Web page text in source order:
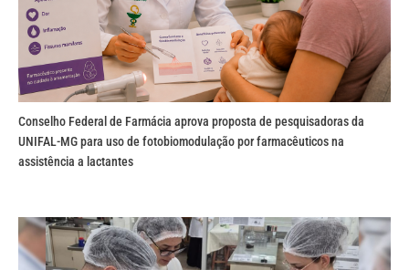
Conselho Federal de Farmácia aprova proposta de pesquisadoras da
UNIFAL-MG para uso de fotobiomodulação por farmacêuticos na
assistência a lactantes